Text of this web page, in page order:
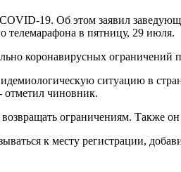
19. Об этом заявил
телемарафона в пятницу, 29 июля.
коронавирусных ограничений
ситуацию в
отметил чиновник.
ограничениям. Также
к месту регистрации,